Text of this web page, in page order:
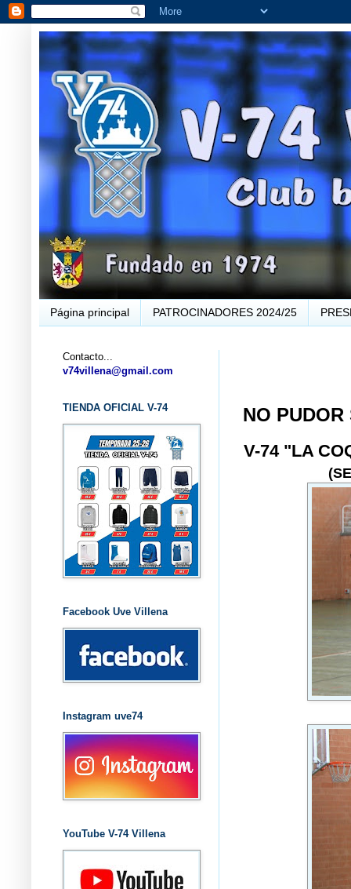
Página principal PATROCINADORES 2024/25
NO PUDOR
V-74 "LA
Contacto...
v74villena@gmail.com
TIENDA OFICIAL V-74
Facebook Uve Villena
Instagram uve74
YouTube V-74 Villena